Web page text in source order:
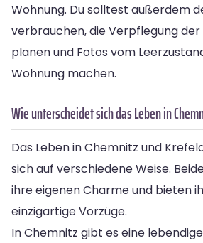
Wohnung. Du solltest außerdem
verbrauchen, die Verpflegung
planen und Fotos vom
Wohnung machen.
Wie unterscheidet sich das Leben in
Das Leben in Chemnitz und
sich auf verschiedene Weise.
ihre eigenen Charme und bieten
einzigartige Vorzüge.
In Chemnitz gibt es eine